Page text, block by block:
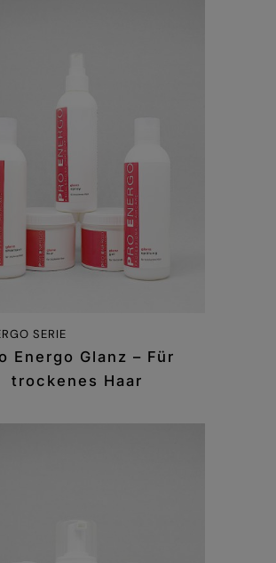
SERIE
Energo Glanz – Für
trockenes Haar